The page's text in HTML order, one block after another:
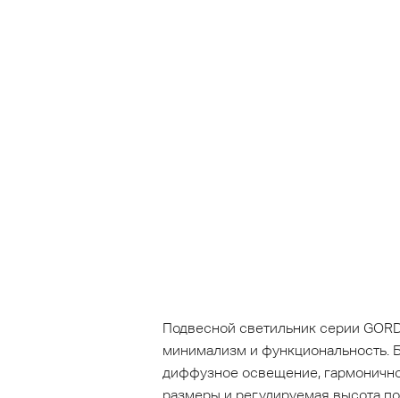
Подвесной светильник серии
минимализм и функциональность.
диффузное освещение,